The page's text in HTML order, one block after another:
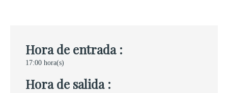
Hora de entrada :
17:00 hora(s)
Hora de salida :